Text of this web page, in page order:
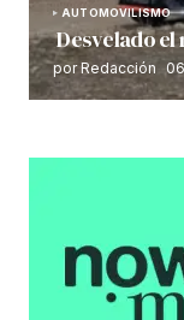
AUTOMOVILISMO
Desvelado el
por Redacción